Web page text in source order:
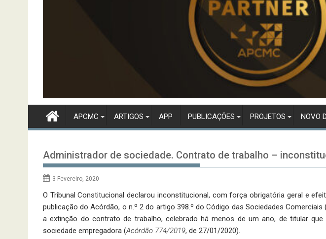
APCMC ARTIGOS APP PUBLICAÇÕES PROJETOS NOVO
Administrador de sociedade. Contrato de trabalho –
3 Fevereiro, 2020
O Tribunal Constitucional declarou inconstitucional, com força obrigatória geral e
publicação do Acórdão, o n.º 2 do artigo 398.º do Código das Sociedades Comerciais
a extinção do contrato de trabalho, celebrado há menos de um ano, de titular que
sociedade empregadora (Acórdão 774/2019, de 27/01/2020).